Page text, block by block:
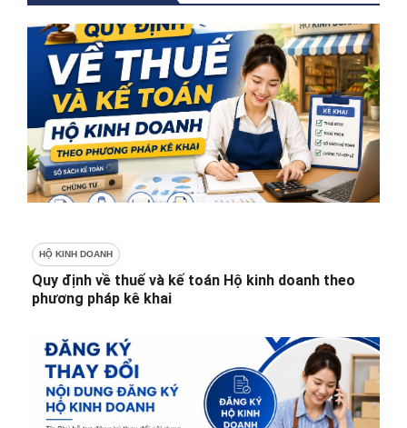
HỘ KINH DOANH
Quy định về thuế và kế toán Hộ kinh doanh theo
phương pháp kê khai